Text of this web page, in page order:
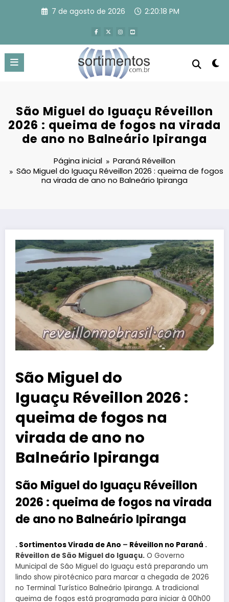
7 de agosto de 2026 2:20:18 PM
São Miguel do Iguaçu Réveillon
2026 : queima de fogos na virada
de ano no Balneário Ipiranga
Página inicial
Paraná Réveillon
São Miguel do Iguaçu Réveillon 2026 : queima de fogos
na virada de ano no Balneário Ipiranga
São Miguel do
Iguaçu Réveillon 2026 :
queima de fogos na
virada de ano no
Balneário Ipiranga
São Miguel do Iguaçu Réveillon
2026 : queima de fogos na virada
de ano no Balneário Ipiranga
. Sortimentos Virada de Ano – Réveillon no Paraná .
Réveillon de São Miguel do Iguaçu. O Governo
Municipal de São Miguel do Iguaçu está preparando um
lindo show pirotécnico para marcar a chegada de 2026
no Terminal Turístico Balneário Ipiranga. A tradicional
queima de fogos está programada para iniciar à 00h00